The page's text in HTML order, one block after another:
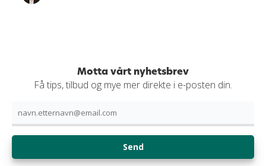
Motta vårt nyhetsbrev
Få tips, tilbud og mye mer direkte i e-posten din.
Send